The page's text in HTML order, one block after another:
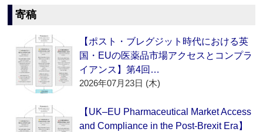
寄稿
【ポスト・ブレグジット時代における英
国・EUの医薬品市場アクセスとコンプラ
イアンス】第4回…
2026年07月23日 (木)
【UK–EU Pharmaceutical Market Access
and Compliance in the Post-Brexit Era】